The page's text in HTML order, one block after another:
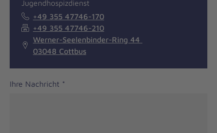
Jugendhospizdienst
+49 355 47746-170
+49 355 47746-210
Werner-Seelenbinder-Ring 44
03048 Cottbus
Ihre Nachricht *